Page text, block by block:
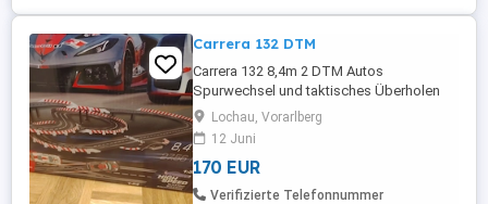
Carrera 132 DTM
Carrera 132 8,4m 2 DTM Autos
Spurwechsel und taktisches Überholen
für mehr Spannung im Rennen.
Individuelle Einstellungen von
Geschwindigkeit und Bremsen für
optimales Fahrverhalten. Verschiedene
Spielmodi wie Rennen, freies Training
Lochau, Vorarlberg
12 Juni
170 EUR
Verifizierte Telefonnummer